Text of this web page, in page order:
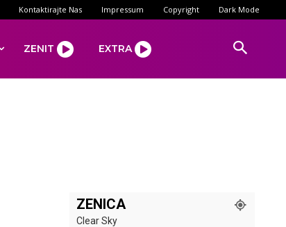
Kontaktirajte Nas Impressum Copyright Dark Mode
ZENIT EXTRA
ZENICA
Clear Sky